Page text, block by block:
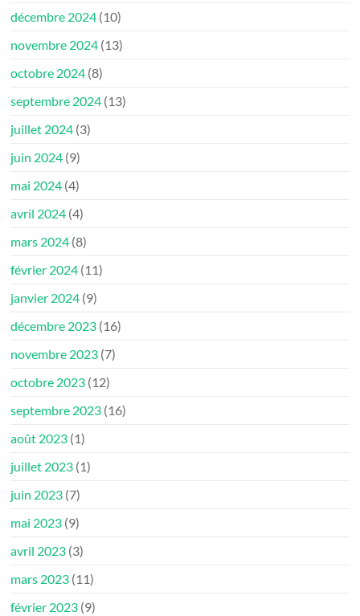
décembre 2024 (10)
novembre 2024 (13)
octobre 2024 (8)
septembre 2024 (13)
juillet 2024 (3)
juin 2024 (9)
mai 2024 (4)
avril 2024 (4)
mars 2024 (8)
février 2024 (11)
janvier 2024 (9)
décembre 2023 (16)
novembre 2023 (7)
octobre 2023 (12)
septembre 2023 (16)
août 2023 (1)
juillet 2023 (1)
juin 2023 (7)
mai 2023 (9)
avril 2023 (3)
mars 2023 (11)
février 2023 (9)